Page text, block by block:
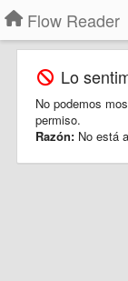
Flow Reader
Lo
No podemos
permiso.
Razón: No está